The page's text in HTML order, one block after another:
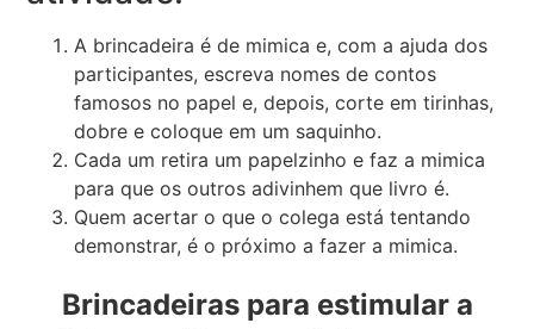
A brincadeira é de mimica e, com a ajuda dos
participantes, escreva nomes de contos
famosos no papel e, depois, corte em tirinhas,
dobre e coloque em um saquinho.
Cada um retira um papelzinho e faz a mimica
para que os outros adivinhem que livro é.
Quem acertar o que o colega está tentando
demonstrar, é o próximo a fazer a mimica.
Brincadeiras para estimular a